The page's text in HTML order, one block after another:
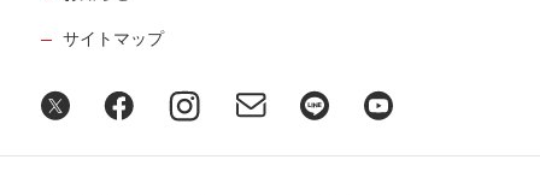
サイトマップ